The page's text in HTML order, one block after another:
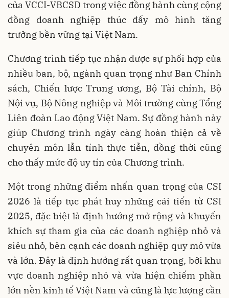
của VCCI-VBCSD trong việc đồng hành cùng cộng
đồng doanh nghiệp thúc đẩy mô hình tăng
trưởng bền vững tại Việt Nam.
Chương trình tiếp tục nhận được sự phối hợp của
nhiều ban, bộ, ngành quan trọng như Ban Chính
sách, Chiến lược Trung ương, Bộ Tài chính, Bộ
Nội vụ, Bộ Nông nghiệp và Môi trường cùng Tổng
Liên đoàn Lao động Việt Nam. Sự đồng hành này
giúp Chương trình ngày càng hoàn thiện cả về
chuyên môn lẫn tính thực tiễn, đồng thời cũng
cho thấy mức độ uy tín của Chương trình.
Một trong những điểm nhấn quan trọng của CSI
2026 là tiếp tục phát huy những cải tiến từ CSI
2025, đặc biệt là định hướng mở rộng và khuyến
khích sự tham gia của các doanh nghiệp nhỏ và
siêu nhỏ, bên cạnh các doanh nghiệp quy mô vừa
và lớn. Đây là định hướng rất quan trọng, bởi khu
vực doanh nghiệp nhỏ và vừa hiện chiếm phần
lớn nền kinh tế Việt Nam và cũng là lực lượng cần